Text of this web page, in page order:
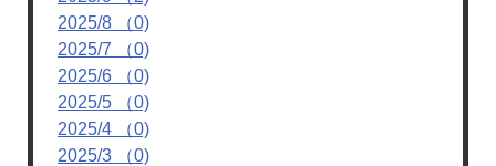
2025/8 （0)
2025/7 （0)
2025/6 （0)
2025/5 （0)
2025/4 （0)
2025/3 （0)